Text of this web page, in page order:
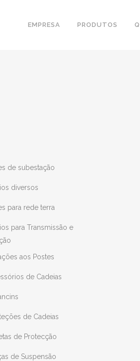
EMPRESA PRODUTOS
de subestação
diversos
para rede terra
para Transmissão e
aos Postes
de Cadeias
de Cadeias
de Protecção
de Suspensão